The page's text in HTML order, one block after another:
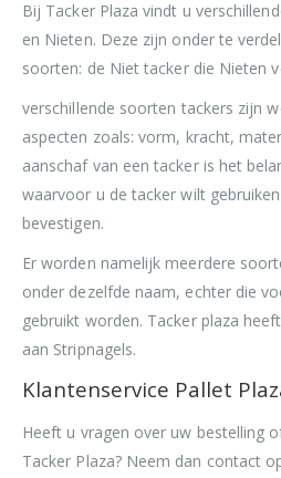
Bij Tacker Plaza vindt u
en Nieten. Deze zijn onder te
soorten: de Niet tacker die Nieten
verschillende soorten tackers zijn
aspecten zoals: vorm, kracht,
aanschaf van een tacker is het
waarvoor u de tacker wilt
bevestigen.
Er worden namelijk meerdere
onder dezelfde naam, echter die
gebruikt worden. Tacker plaza
aan Stripnagels.
Klantenservice Pallet
Heeft u vragen over uw bestelling
Tacker Plaza? Neem dan contact